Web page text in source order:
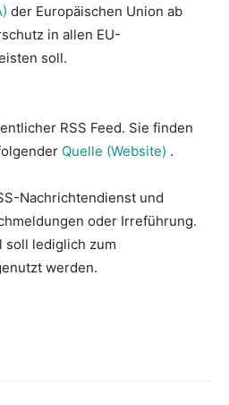
der Europäischen Union ab
in allen EU-
soll.
RSS Feed. Sie finden
Quelle (Website) .
Nachrichtendienst und
oder Irreführung.
soll lediglich zum
werden.